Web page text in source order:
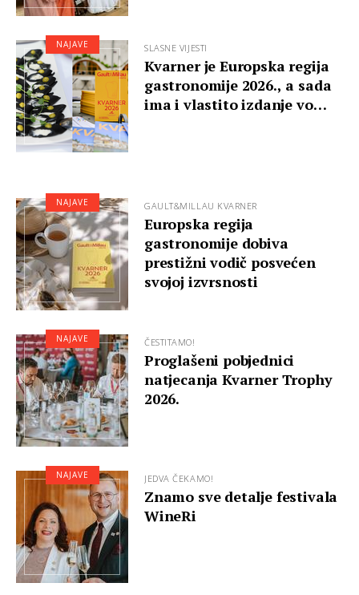
SLASNE VIJESTI
Kvarner je Europska regija
gastronomije 2026., a sada
ima i vlastito izdanje vo…
NAJAVE
GAULT&MILLAU KVARNER
Europska regija
gastronomije dobiva
prestižni vodič posvećen
svojoj izvrsnosti
NAJAVE
ČESTITAMO!
Proglašeni pobjednici
natjecanja Kvarner Trophy
2026.
NAJAVE
JEDVA ČEKAMO!
Znamo sve detalje festivala
WineRi
NAJAVE